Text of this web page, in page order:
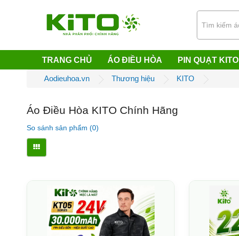
TRANG CHỦ ÁO ĐIỀU HÒA PIN QUẠT KITO
Aodieuhoa.vn Thương hiệu KITO
Áo Điều Hòa KITO Chính Hãng
So sánh sản phẩm (0)